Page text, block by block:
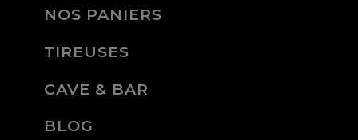
NOS PANIERS
TIREUSES
CAVE & BAR
BLOG